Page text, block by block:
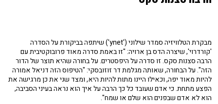
מבקרת הטלוויזיה סמדר שילוני ('ynet') שיתפה בביקורת על הסדרה
'קורדרוי', שיצרה הדס בן ארויה: "זו באמת סדרה מאוד פרובוקטיבית עם
הרבה סצנות סקס. זו סדרה על היפסטרים. על בחורה שהיא תוצר של הדור
הזה". על הבחורה, שאותה מגלמת דר זוזובסקי: "הטיפוס הזה דניאל אמורה
להיות מאוד יפה, וכאילו היינו מתות להיות היא, ומצד שני את כן מרגישה את
הפצע מתחת. כי אדם שעובד כל כך הרבה על איך הוא נראה בעיני הסביבה,
הוא לא אדם שבפנים הוא שלם או שמח".